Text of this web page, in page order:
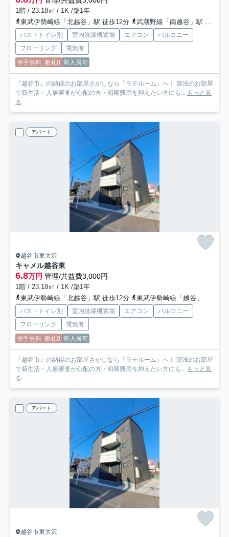
1階 / 23.18㎡ / 1K /築1年
東武伊勢崎線「北越谷」駅 徒歩12分
武蔵野線「南越谷」駅 バス20分 朝日バス「花田第四公園入口」 停歩14分
バス・トイレ別 室内洗濯機置場 エアコン
バルコニー
フローリング
電気有
仲手無料 敷礼0 即入居可
『越谷市』の納得のお部屋さがしなら『ラテルーム』へ！ 築浅のお部屋
で新生活・入居審査が心配の方・初期費用を抑えたい方にも... もっと見
る
アパート
越谷市東大沢
キャメル越谷東
6.8万円 管理/共益費3,000円
1階 / 23.18㎡ / 1K /築1年
東武伊勢崎線「北越谷」駅 徒歩12分
東武伊勢崎線「越谷」駅 バス14分 朝日バス「市立図書館入口（越谷市）」 停歩12分
バス・トイレ別 室内洗濯機置場 エアコン
バルコニー
フローリング
電気有
仲手無料 敷礼0 即入居可
『越谷市』の納得のお部屋さがしなら『ラテルーム』へ！ 築浅のお部屋
で新生活・入居審査が心配の方・初期費用を抑えたい方にも... もっと見
る
アパート
越谷市東大沢